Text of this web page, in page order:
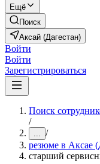
Ещё
Поиск
Аксай (Дагестан)
Войти
Войти
Зарегистрироваться
Поиск
/
... /
резюме в Аксае
старший